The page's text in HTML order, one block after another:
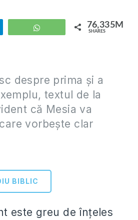
WhatsApp 76,335M
SHARES
despre prima și a
textul de la
că Mesia va
vorbește clar
BIBLIC
este greu de înțeles